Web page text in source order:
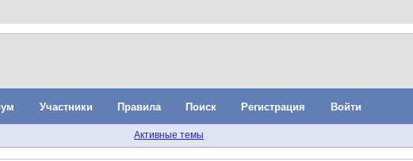
Участники Правила Поиск Регистрация Войти
Активные темы